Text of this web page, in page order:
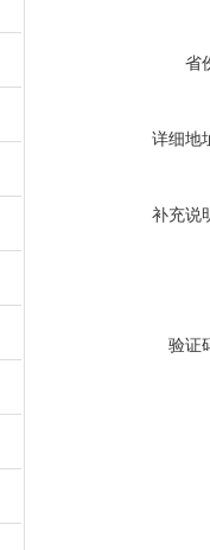
省
详细地
补充说
验证